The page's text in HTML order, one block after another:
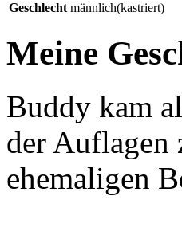
Geschlecht männlich(kastriert)
Meine
Buddy kam
der Auflagen
ehemaligen